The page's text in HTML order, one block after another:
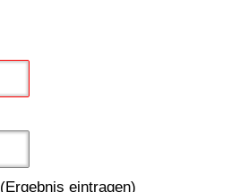
(Ergebnis eintragen)